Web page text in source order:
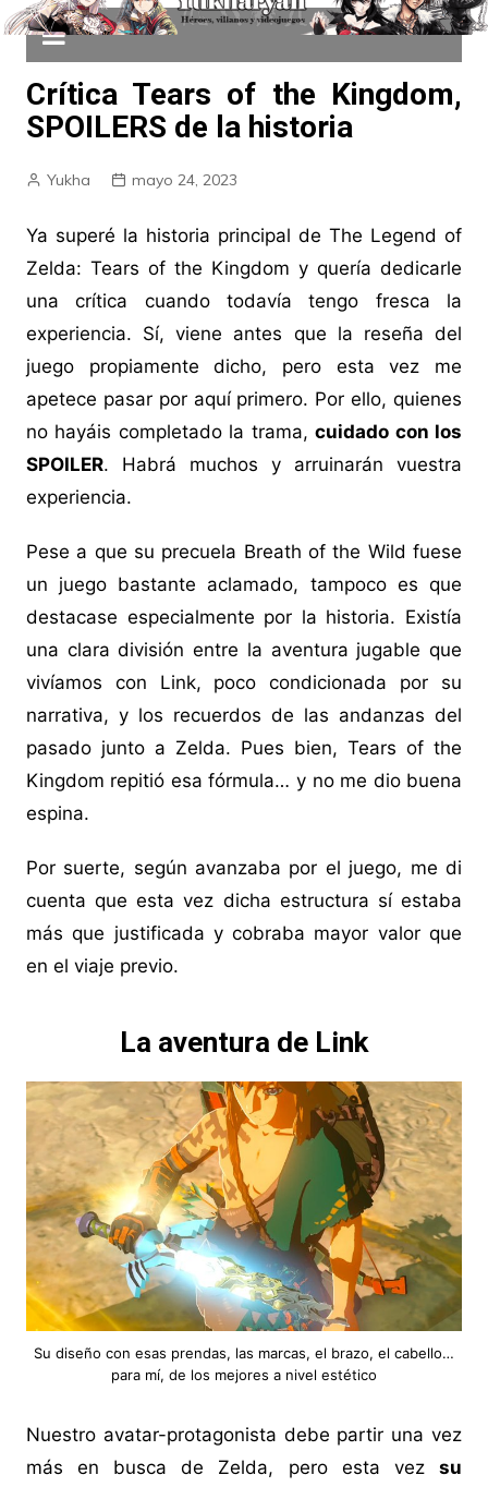
Crítica Tears of the Kingdom,
SPOILERS de la historia
Yukha mayo 24, 2023
Ya superé la historia principal de The Legend of
Zelda: Tears of the Kingdom y quería dedicarle
una crítica cuando todavía tengo fresca la
experiencia. Sí, viene antes que la reseña del
juego propiamente dicho, pero esta vez me
apetece pasar por aquí primero. Por ello, quienes
no hayáis completado la trama,cuidado con los
SPOILER. Habrá muchos y arruinarán vuestra
experiencia.
Pese a que su precuela Breath of the Wild fuese
un juego bastante aclamado, tampoco es que
destacase especialmente por la historia. Existía
una clara división entre la aventura jugable que
vivíamos con Link, poco condicionada por su
narrativa, y los recuerdos de las andanzas del
pasado junto a Zelda. Pues bien, Tears of the
Kingdom repitió esa fórmula… y no me dio buena
espina.
Por suerte, según avanzaba por el juego, me di
cuenta que esta vez dicha estructura sí estaba
más que justificada y cobraba mayor valor que
en el viaje previo.
La aventura de Link
Su diseño con esas prendas, las marcas, el brazo, el cabello…
para mí, de los mejores a nivel estético
Nuestro avatar-protagonista debe partir una vez
más en busca de Zelda, pero esta vezsu